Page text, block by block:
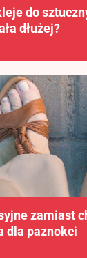
do
dłużej?
zamiast
dla paznokci